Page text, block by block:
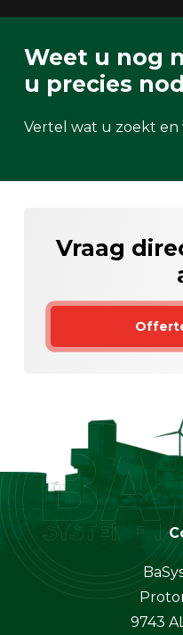
Weet u nog
u precies
Vertel wat u zoekt en
Vraag
9743